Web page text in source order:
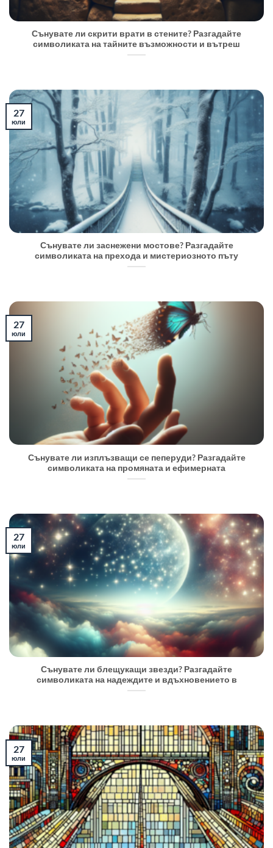
Сънувате ли скрити врати в стените? Разгадайте
символиката на тайните възможности и вътреш
Сънувате ли заснежени мостове? Разгадайте
символиката на прехода и мистериозното пъту
27
юли
Сънувате ли изплъзващи се пеперуди? Разгадайте
символиката на промяната и ефимерната
27
юли
Сънувате ли блещукащи звезди? Разгадайте
символиката на надеждите и вдъхновението в
27
юли
27
юли